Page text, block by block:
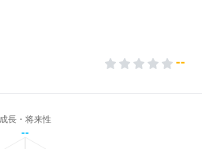
--
成長・将来性
--